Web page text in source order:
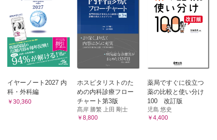
2．感染症の予防
3．感染症予防に関する法律
B．おもな感染症
1．口からうつる感染（経口感染）
2．空気を介する感染（経気道感染）
3．接触による感染（接触感染）
4．媒介者による感染
5．動物由来感染症（人獣共通感染症）
1．新興感染症
2．再興感染症
D．感染症にかかわる環境
B．高齢者医療・保健・介護対策
1．高齢者医療確保法
2．介護保険制度
C．死といのちの問題
1．終末期の医療
2．尊厳死と安楽死
3．脳死と臓器移植
4．日本人の死生観と死の教育
8章 心の健康と心身障害
A．心の健康
イヤーノート2027 内
科・外科編
￥30,360
ホスピタリストのた
めの内科診療フロー
チャート第3版
髙岸 勝繁 上田 剛士
￥8,800
薬局ですぐに役立つ
薬の比較と使い分け
100 改訂版
児島 悠史
￥4,400